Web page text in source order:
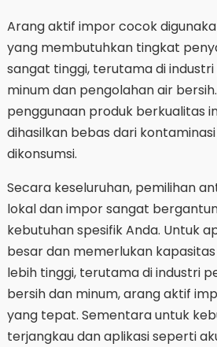
Arang aktif impor cocok
yang membutuhkan tingkat
sangat tinggi, terutama di
minum dan pengolahan air
penggunaan produk berkualitas
dihasilkan bebas dari
dikonsumsi.
Secara keseluruhan, pemilihan
lokal dan impor sangat
kebutuhan spesifik Anda. Untuk
besar dan memerlukan
lebih tinggi, terutama di industri
bersih dan minum, arang aktif
yang tepat. Sementara untuk
terjangkau dan aplikasi seperti